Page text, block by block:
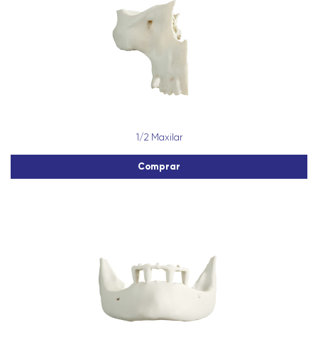
1/2 Maxilar
Comprar